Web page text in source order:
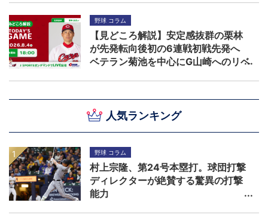
人気ランキング
野球 コラム
村上宗隆、第24号本塁打。球団打撃
ディレクターが絶賛する驚異の打撃
能力
野球 コラム
【見どころ解説】安定感抜群の栗林
が先発転向後初の6連戦初戦先発へ
ベテラン菊池を中心にG山崎へのリベ